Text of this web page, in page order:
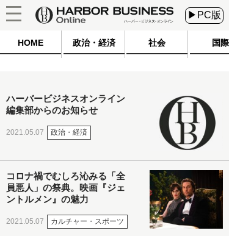
▶PC版
HOME 政治・経済 社会 国際
ハーバービジネスオンライン
編集部からのお知らせ
2021.05.07 政治・経済
コロナ禍でむしろ沁みる「全
員悪人」の祭典。映画『ジェ
ントルメン』の魅力
2021.05.07 カルチャー・スポーツ